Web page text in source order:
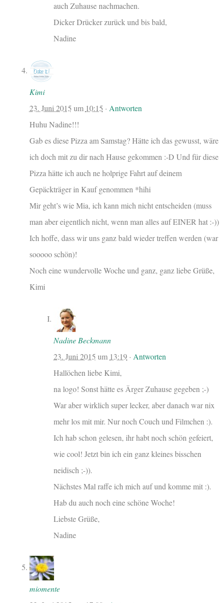
auch Zuhause nachmachen.
Dicker Drücker zurück und bis bald,
Nadine
Kimi
23. Juni 2015 um 10:15 · Antworten
Huhu Nadine!!!
Gab es diese Pizza am Samstag? Hätte ich das gewusst, wäre
ich doch mit zu dir nach Hause gekommen :-D Und für diese
Pizza hätte ich auch ne holprige Fahrt auf deinem
Gepäckträger in Kauf genommen *hihi
Mir geht’s wie Mia, ich kann mich nicht entscheiden (muss
man aber eigentlich nicht, wenn man alles auf EINER hat :-))
Ich hoffe, dass wir uns ganz bald wieder treffen werden (war
sooooo schön)!
Noch eine wundervolle Woche und ganz, ganz liebe Grüße,
Kimi
Nadine Beckmann
23. Juni 2015 um 13:19 · Antworten
Hallöchen liebe Kimi,
na logo! Sonst hätte es Ärger Zuhause gegeben ;-)
War aber wirklich super lecker, aber danach war nix
mehr los mit mir. Nur noch Couch und Filmchen :).
Ich hab schon gelesen, ihr habt noch schön gefeiert,
wie cool! Jetzt bin ich ein ganz kleines bisschen
neidisch ;-)).
Nächstes Mal raffe ich mich auf und komme mit :).
Hab du auch noch eine schöne Woche!
Liebste Grüße,
Nadine
miomente